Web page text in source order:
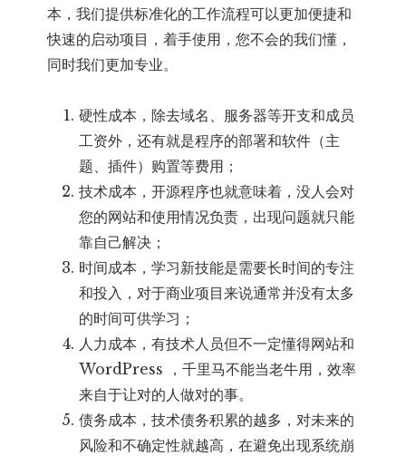
本，我们提供标准化的工作流程可以更加便捷和
快速的启动项目，着手使用，您不会的我们懂，
同时我们更加专业。
硬性成本，除去域名、服务器等开支和成员
工资外，还有就是程序的部署和软件（主
题、插件）购置等费用；
技术成本，开源程序也就意味着，没人会对
您的网站和使用情况负责，出现问题就只能
靠自己解决；
时间成本，学习新技能是需要长时间的专注
和投入，对于商业项目来说通常并没有太多
的时间可供学习；
人力成本，有技术人员但不一定懂得网站和
WordPress ，千里马不能当老牛用，效率
来自于让对的人做对的事。
债务成本，技术债务积累的越多，对未来的
风险和不确定性就越高，在避免出现系统崩